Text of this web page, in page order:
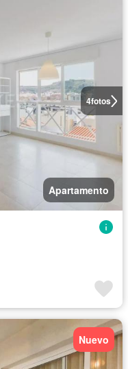
4fotos
Apartamento
Nuevo